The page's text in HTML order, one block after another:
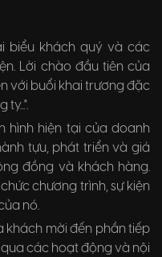
biểu khách quý và các
Lời chào đầu tiên của
với buổi khai trương đặc
hình hiện tại của doanh
tựu, phát triển và giá
đồng và khách hàng.
chương trình, sự kiện
nó.
khách mời đến phần tiếp
các hoạt động và nội